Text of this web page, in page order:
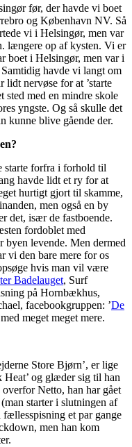
før, der havde vi boet
og København NV. Så
vi i Helsingør, men var
længere op af kysten. Vi er
boet i Helsingør, men var i
havde vi langt om
nervøse for at ’starte
sted med en mindre skole
yngste. Og så skulle det
kunne blive gående der.
starte forfra i forhold til
havde lidt et ry for at
hurtigt gjort til skamme,
men også en by
det, især de fastboende.
fordoblet med
byen levende. Men dermed
vi den bare mere for os
hvis man vil være
Badelauget, Surf
på Hornbækhus,
facebookgruppen: ’De
meget meget mere.
Store Bjørn’, er lige
og glæder sig til han
Netto, han har gået
starter i slutningen af
et par gange
men han kom